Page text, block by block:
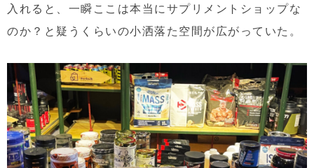
入れると、一瞬ここは本当にサプリメントショップな
のか？と疑うくらいの小洒落た空間が広がっていた。